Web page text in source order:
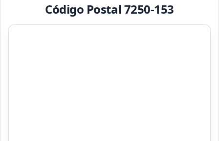
Código Postal 7250-153